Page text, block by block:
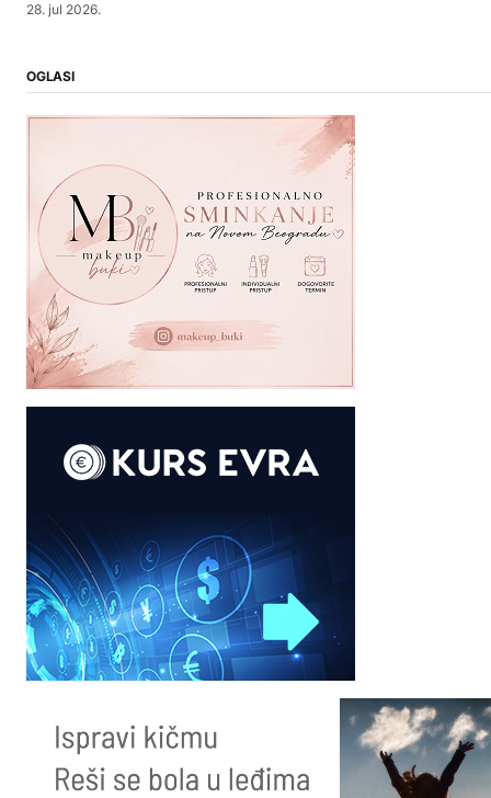
28. jul 2026.
OGLASI